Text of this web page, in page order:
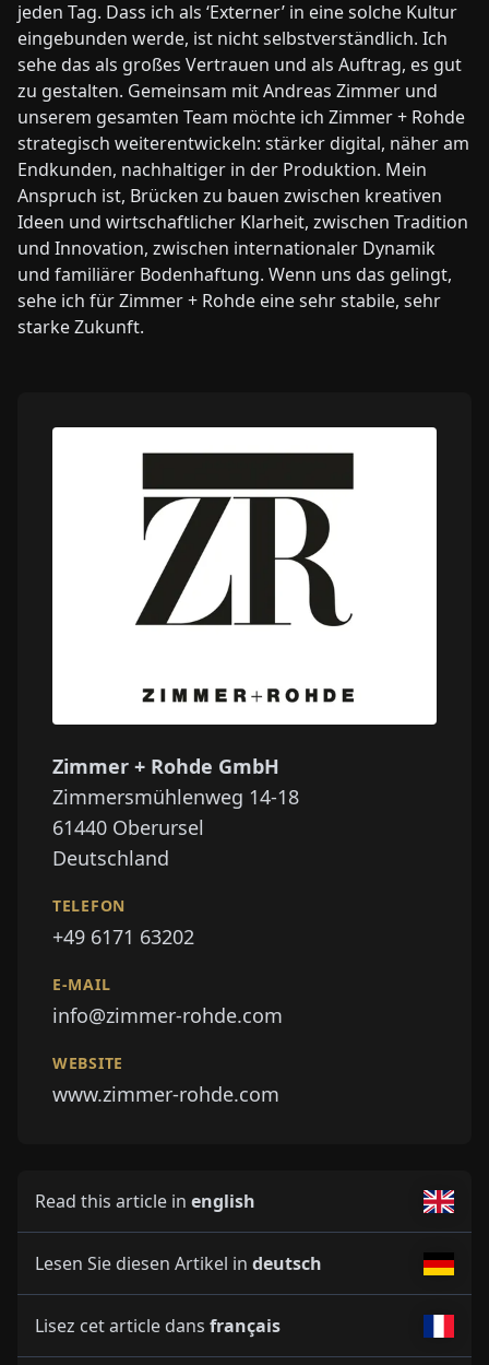
jeden Tag. Dass ich als ‘Externer’ in eine solche Kultur
eingebunden werde, ist nicht selbstverständlich. Ich
sehe das als großes Vertrauen und als Auftrag, es gut
zu gestalten. Gemeinsam mit Andreas Zimmer und
unserem gesamten Team möchte ich Zimmer + Rohde
strategisch weiterentwickeln: stärker digital, näher am
Endkunden, nachhaltiger in der Produktion. Mein
Anspruch ist, Brücken zu bauen zwischen kreativen
Ideen und wirtschaftlicher Klarheit, zwischen Tradition
und Innovation, zwischen internationaler Dynamik
und familiärer Bodenhaftung. Wenn uns das gelingt,
sehe ich für Zimmer + Rohde eine sehr stabile, sehr
starke Zukunft.
Zimmer + Rohde GmbH
Zimmersmühlenweg 14-18
61440 Oberursel
Deutschland
TELEFON
+49 6171 63202
E-MAIL
info@zimmer-rohde.com
WEBSITE
www.zimmer-rohde.com
Read this article in english
Lesen Sie diesen Artikel in deutsch
Lisez cet article dans français